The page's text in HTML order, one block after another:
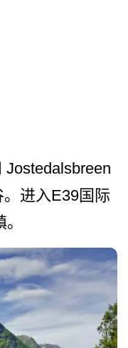
进入E39国际